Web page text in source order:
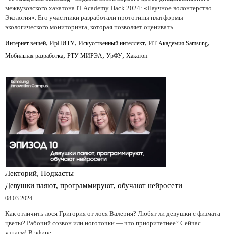
межвузовского хакатона IT Academy Hack 2024: «Научное волонтерство +
Экология». Его участники разработали прототипы платформы
экологического мониторинга, которая позволяет оценивать…
Интернет вещей, ИрНИТУ, Искусственный интеллект, ИТ Академия Samsung,
Мобильная разработка, РТУ МИРЭА, УрФУ, Хакатон
Лекторий, Подкасты
Девушки паяют, программируют, обучают нейросети
08.03.2024
Как отличить лося Григория от лося Валерия? Любят ли девушки с физмата
цветы? Рабочий созвон или ноготочки — что приоритетнее? Сейчас